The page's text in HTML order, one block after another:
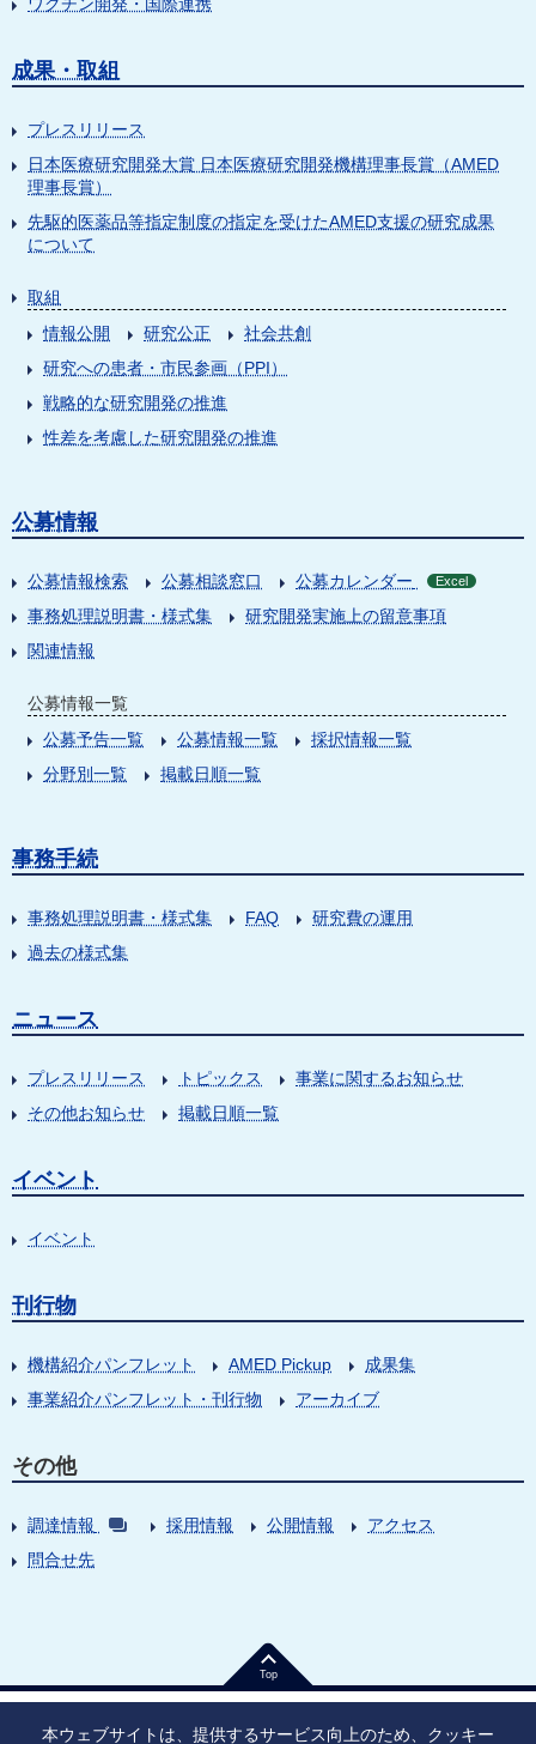
成果・取組
プレスリリース
日本医療研究開発大賞 日本医療研究開発機構理事長賞（AMED
理事長賞）
先駆的医薬品等指定制度の指定を受けたAMED支援の研究成果
について
取組
情報公開
研究公正
社会共創
研究への患者・市民参画（PPI）
戦略的な研究開発の推進
性差を考慮した研究開発の推進
公募情報
公募情報検索 公募相談窓口 公募カレンダー Excel
事務処理説明書・様式集
研究開発実施上の留意事項
関連情報
公募情報一覧
公募予告一覧
公募情報一覧
採択情報一覧
分野別一覧
掲載日順一覧
事務手続
事務処理説明書・様式集 FAQ
研究費の運用
過去の様式集
ニュース
プレスリリース トピックス
事業に関するお知らせ
その他お知らせ
掲載日順一覧
イベント
イベント
刊行物
機構紹介パンフレット AMED Pickup
成果集
事業紹介パンフレット・刊行物
アーカイブ
その他
調達情報 採用情報 公開情報
アクセス
問合せ先
Top
本ウェブサイトは、提供するサービス向上のため、クッキー